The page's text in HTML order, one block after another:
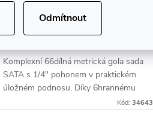
Odmítnout
1 693,39 Kč bez DPH
2 049 Kč
Skladem
Komplexní 66dílná metrická gola sada
SATA s 1/4" pohonem v praktickém
úložném podnosu. Díky 6hrannému
designu s technologií off-cornerKód: 34643